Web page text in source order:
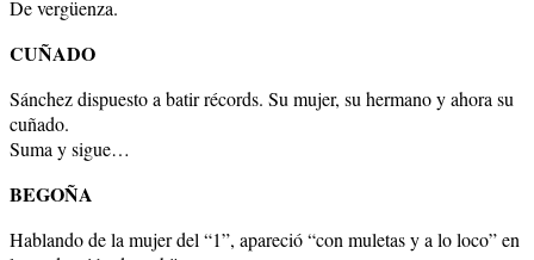
De vergüenza.
CUÑADO
Sánchez dispuesto a batir récords. Su mujer, su hermano y ahora su
cuñado.
Suma y sigue…
BEGOÑA
Hablando de la mujer del “1”, apareció “con muletas y a lo loco” en